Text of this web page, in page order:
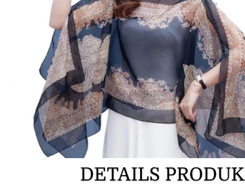
DETAILS PRODUK